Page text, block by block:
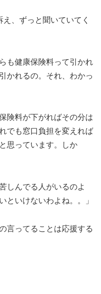
、ずっと聞いていてく
も健康保険料って引かれ
かれるの。それ、わかっ
険料が下がればその分は
でも窓口負担を変えれば
思っています。しか
しんでる人がいるのよ
といけないわよね。。」
言ってることは応援する